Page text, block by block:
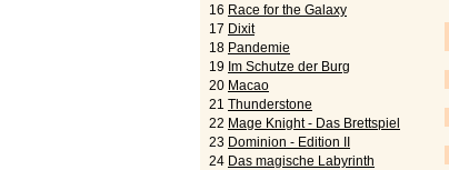
16 Race for the Galaxy
17 Dixit
18 Pandemie
19 Im Schutze der Burg
20 Macao
21 Thunderstone
22 Mage Knight - Das Brettspiel
23 Dominion - Edition II
24 Das magische Labyrinth